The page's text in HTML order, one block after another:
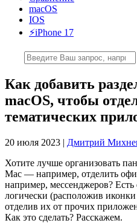
macOS
IOS
⚡️iPhone 17
Как добавить
macOS, чтобы
тематических
20 июля 2023 | Дмитрий
Хотите лучше организовать
Mac — например, отделить
например, мессенджеров? Есть
логически (расположив
отделив их от прочих
Как это сделать? Расскажем.